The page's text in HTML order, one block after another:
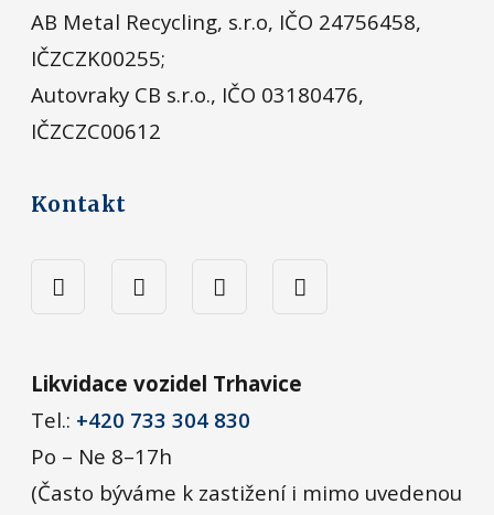
AB Metal Recycling, s.r.o, IČO 24756458,
IČZCZK00255;
Autovraky CB s.r.o., IČO 03180476,
IČZCZC00612
Kontakt
Likvidace vozidel Trhavice
Tel.: +420 733 304 830
Po – Ne 8–17h
(Často býváme k zastižení i mimo uvedenou